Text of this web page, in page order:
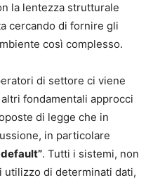
la lentezza strutturale
cercando di fornire gli
così complesso.
di settore ci viene
fondamentali approcci
di legge che in
in particolare
. Tutti i sistemi, non
utilizzo di determinati dati,